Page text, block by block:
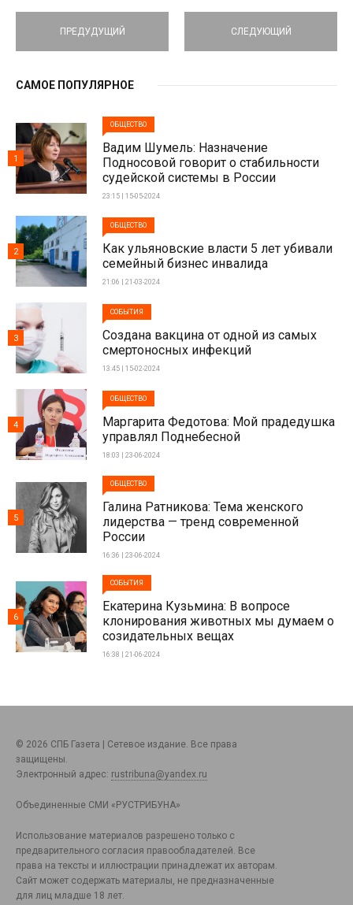
ПРЕДУДУЩИЙ СЛЕДУЮЩИЙ
САМОЕ ПОПУЛЯРНОЕ
ОБЩЕСТВО
Вадим Шумель: Назначение
Подносовой говорит о стабильности
судейской системы в России
23:15 | 15-05-2024
1
ОБЩЕСТВО
Как ульяновские власти 5 лет убивали
семейный бизнес инвалида
21:06 | 21-03-2024
2
СОБЫТИЯ
Создана вакцина от одной из самых
смертоносных инфекций
13:45 | 15-02-2024
3
ОБЩЕСТВО
Маргарита Федотова: Мой прадедушка
управлял Поднебесной
18:03 | 23-06-2024
4
ОБЩЕСТВО
Галина Ратникова: Тема женского
лидерства — тренд современной
России
16:36 | 23-06-2024
5
СОБЫТИЯ
Екатерина Кузьмина: В вопросе
клонирования животных мы думаем о
созидательных вещах
16:38 | 21-06-2024
6
© 2026 СПБ Газета | Сетевое издание. Все права
защищены.
Электронный адрес: rustribuna@yandex.ru
Объединенные СМИ «РУСТРИБУНА»
Использование материалов разрешено только с
предварительного согласия правообладателей. Все
права на тексты и иллюстрации принадлежат их авторам.
Сайт может содержать материалы, не предназначенные
для лиц младше 18 лет.